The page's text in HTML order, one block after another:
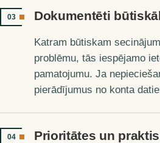
03 Dokumentēti
Katram būtiskam
problēmu, tās iespējamo
pamatojumu. Ja
pierādījumus no konta
04 Prioritātes un